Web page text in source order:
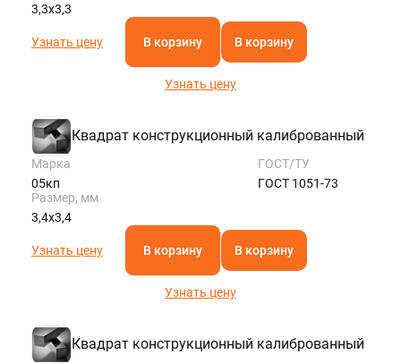
3,3х3,3
Узнать цену В корзину В корзину
Узнать цену
Квадрат конструкционный калиброванный
Марка
05кп
ГОСТ/ТУ
ГОСТ 1051-73
Размер, мм
3,4х3,4
Узнать цену В корзину В корзину
Узнать цену
Квадрат конструкционный калиброванный